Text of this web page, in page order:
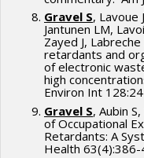
Gravel S, Lavoue
Jantunen LM,
Zayed J,
retardants and
of electronic
high
Environ Int
Gravel S, Aubin
of Occupational
Retardants: A
Health